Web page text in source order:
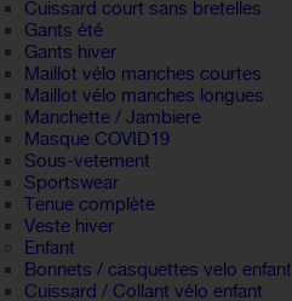
Cuissard court sans bretelles
Gants été
Gants hiver
Maillot vélo manches courtes
Maillot vélo manches longues
Manchette / Jambiere
Masque COVID19
Sous-vetement
Sportswear
Tenue complète
Veste hiver
Enfant
Bonnets / casquettes velo enfant
Cuissard / Collant vélo enfant